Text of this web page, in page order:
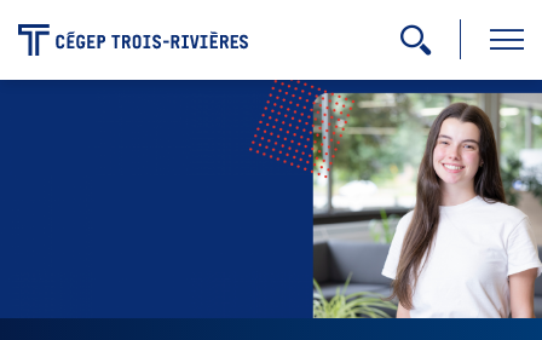
Zone étudiante